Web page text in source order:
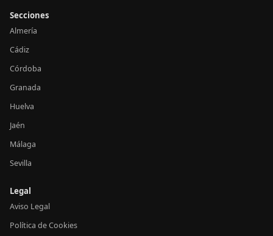
Secciones
Almería
Cádiz
Córdoba
Granada
Huelva
Jaén
Málaga
Sevilla
Legal
Aviso Legal
Política de Cookies